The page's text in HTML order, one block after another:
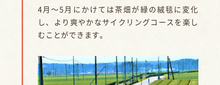
4月～5月にかけては茶畑が緑の絨毯に変化
し、より爽やかなサイクリングコースを楽し
むことができます。